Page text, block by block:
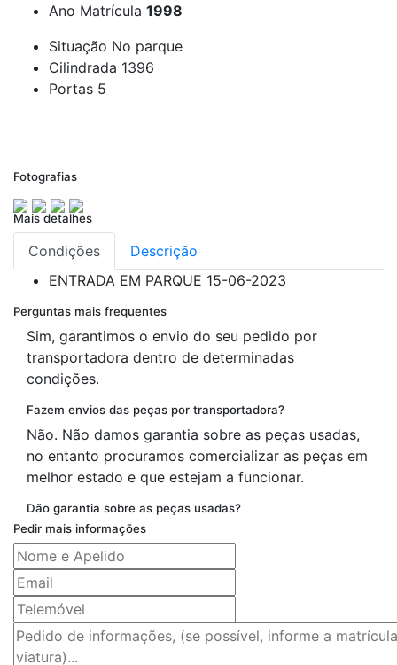
Ano Matrícula 1998
Situação No parque
Cilindrada 1396
Portas 5
Fotografias
Mais detalhes
Condições
Descrição
ENTRADA EM PARQUE 15-06-2023
Perguntas mais frequentes
Sim, garantimos o envio do seu pedido por
transportadora dentro de determinadas
condições.
Fazem envios das peças por transportadora?
Não. Não damos garantia sobre as peças usadas,
no entanto procuramos comercializar as peças em
melhor estado e que estejam a funcionar.
Dão garantia sobre as peças usadas?
Pedir mais informações